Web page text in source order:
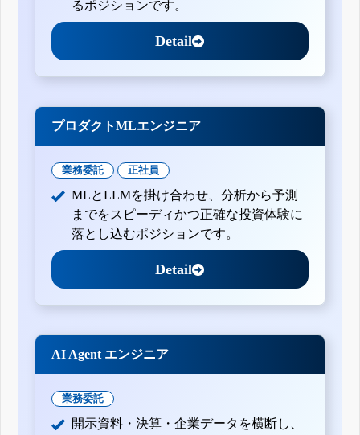
るポジションです。
Detail
プロダクトMLエンジニア
業務委託 正社員
MLとLLMを掛け合わせ、分析から予測
までをスピーディかつ正確な投資体験に
落とし込むポジションです。
Detail
AI Agent エンジニア
業務委託
開示資料・決算・企業データを横断し、